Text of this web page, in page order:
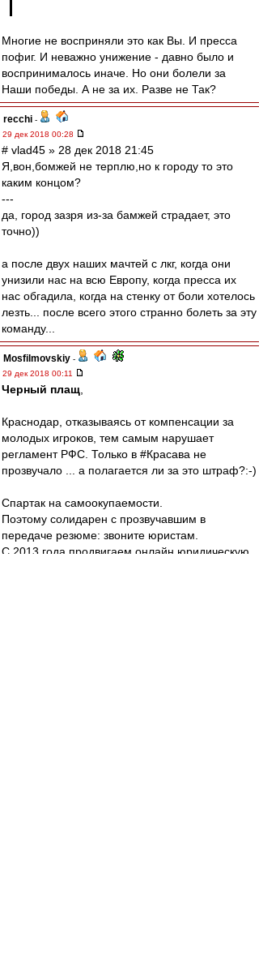
Многие не восприняли это как Вы. И пресса
пофиг. И неважно унижение - давно было и
воспринималось иначе. Но они болели за
Наши победы. А не за их. Разве не Так?
recchi -
29 дек 2018 00:28
# vlad45 » 28 дек 2018 21:45
Я,вон,бомжей не терплю,но к городу то это
каким концом?
---
да, город зазря из-за бамжей страдает, это
точно))
а после двух наших мачтей с лкг, когда они
унизили нас на всю Европу, когда пресса их
нас обгадила, когда на стенку от боли хотелось
лезть... после всего этого странно болеть за эту
команду...
Mosfilmovskiy -
29 дек 2018 00:11
Черный плащ
Краснодар, отказываясь от компенсации за
молодых игроков, тем самым нарушает
регламент РФС. Только в #Красава не
прозвучало ... а полагается ли за это штраф?:-)
Спартак на самоокупаемости.
Поэтому солидарен с прозвучавшим в
передаче резюме: звоните юристам.
С 2013 года продвигаем онлайн юридическую